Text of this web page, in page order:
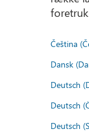
Čeština
Dansk
Deutsch
Deutsch
Deutsch